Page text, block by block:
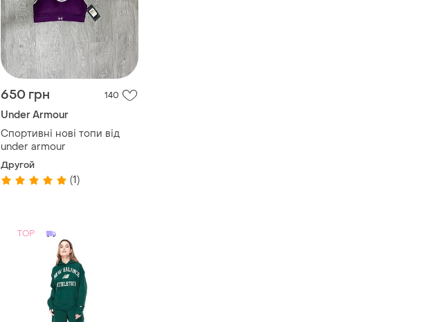
650 грн 140
Under Armour
Спортивні нові топи від
under armour
Другой
(1)
TOP